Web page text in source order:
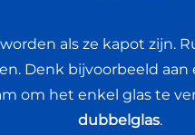
als ze kapot zijn.
Denk bijvoorbeeld
om het enkel glas te
dubbelglas.